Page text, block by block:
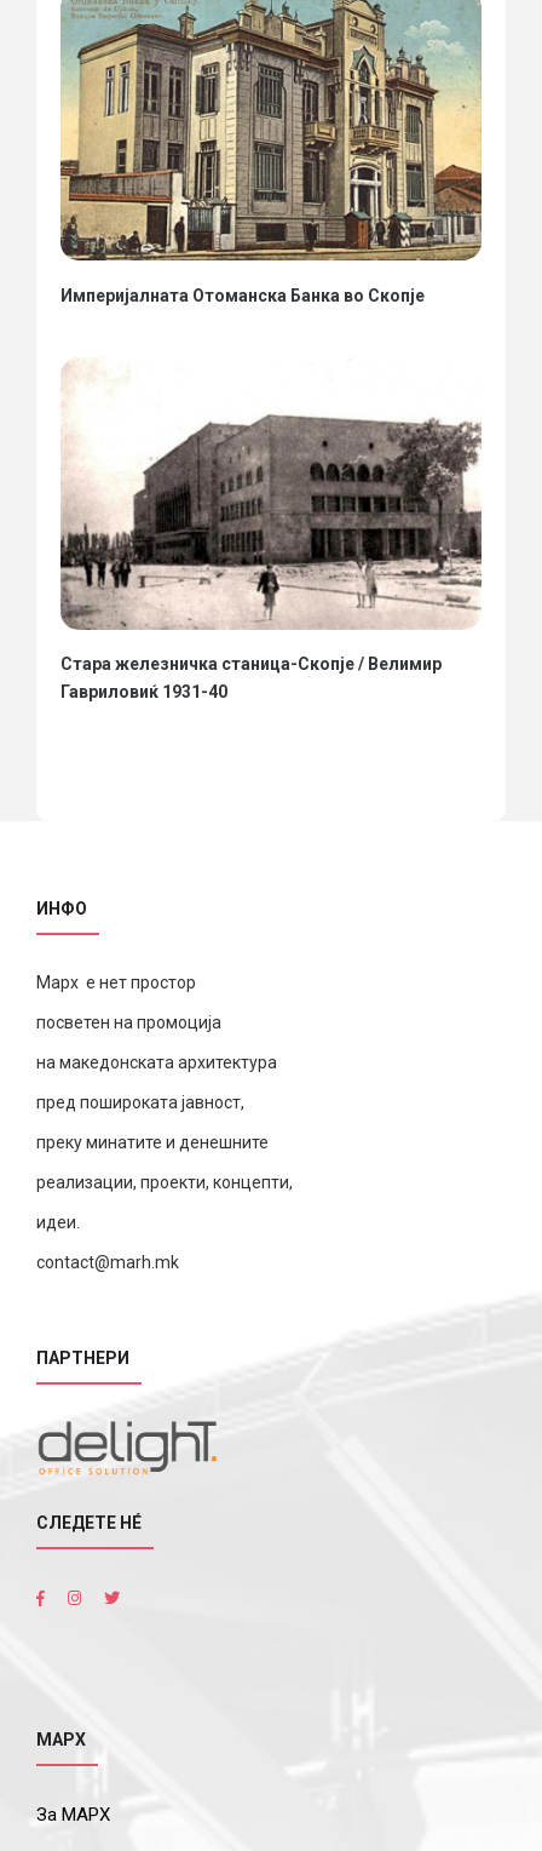
Империјалната Отоманска Банка во Скопје
Стара железничка станица-Скопје / Велимир
Гавриловиќ 1931-40
ИНФО
Марх е нет простор
посветен на промоција
на македонската архитектура
пред пошироката јавност,
преку минатите и денешните
реализации, проекти, концепти,
идеи.
contact@marh.mk
ПАРТНЕРИ
СЛЕДЕТЕ НÉ
МАРХ
За МАРХ